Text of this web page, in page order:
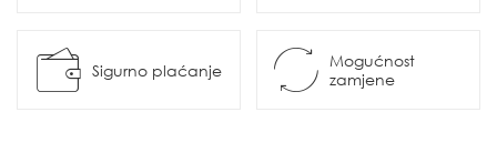
Sigurno plaćanje
Mogućnost
zamjene